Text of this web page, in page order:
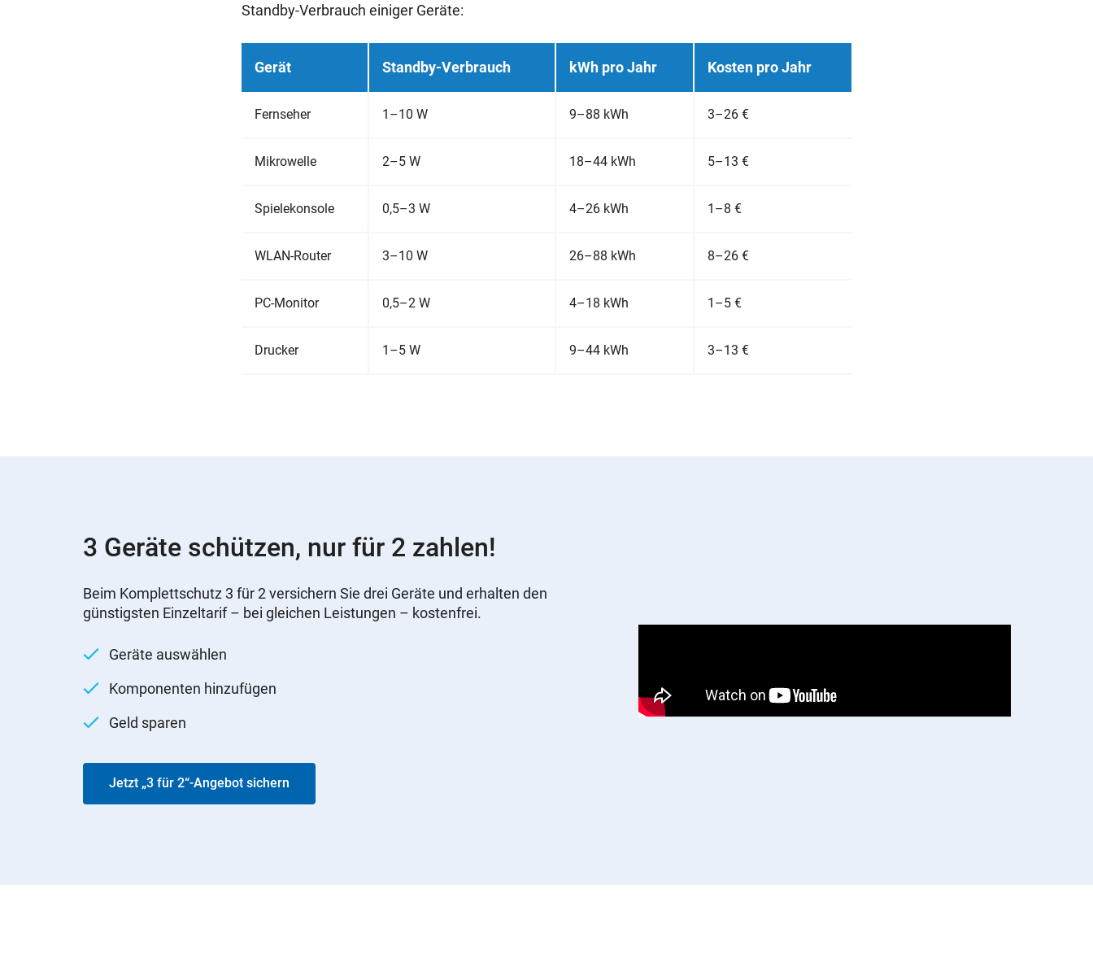
Standby-Verbrauch einiger Geräte:
Gerät Standby-Verbrauch kWh pro Jahr Kosten pro Jahr
Fernseher 1–10 W 9–88 kWh 3–26 €
Mikrowelle 2–5 W 18–44 kWh 5–13 €
Spielekonsole 0,5–3 W 4–26 kWh 1–8 €
WLAN-Router 3–10 W 26–88 kWh 8–26 €
PC-Monitor 0,5–2 W 4–18 kWh 1–5 €
Drucker 1–5 W 9–44 kWh 3–13 €
3 Geräte schützen, nur für 2 zahlen!
Beim Komplettschutz 3 für 2 versichern Sie drei Geräte und erhalten den
günstigsten Einzeltarif – bei gleichen Leistungen – kostenfrei.
Geräte auswählen
Komponenten hinzufügen
Geld sparen
Jetzt „3 für 2“-Angebot sichern